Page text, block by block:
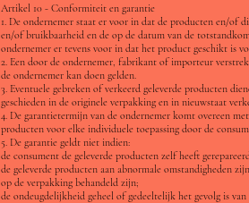
Artikel 10 - Conformiteit en garantie
1. De ondernemer staat er voor in dat de producten en/of
en/of bruikbaarheid en de op de datum van de
ondernemer er tevens voor in dat het product geschikt is
2. Een door de ondernemer, fabrikant of importeur
de ondernemer kan doen gelden.
3. Eventuele gebreken of verkeerd geleverde producten
geschieden in de originele verpakking en in nieuwstaat
4. De garantietermijn van de ondernemer komt overeen
producten voor elke individuele toepassing door de
5. De garantie geldt niet indien:
de consument de geleverde producten zelf heeft
de geleverde producten aan abnormale omstandigheden
op de verpakking behandeld zijn;
de ondeugdelijkheid geheel of gedeeltelijk het gevolg is